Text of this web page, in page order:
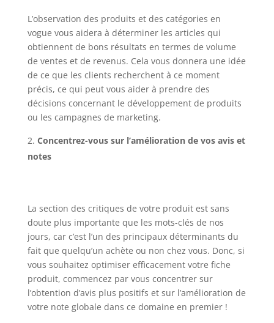
L’observation des produits et des catégories en
vogue vous aidera à déterminer les articles qui
obtiennent de bons résultats en termes de volume
de ventes et de revenus. Cela vous donnera une idée
de ce que les clients recherchent à ce moment
précis, ce qui peut vous aider à prendre des
décisions concernant le développement de produits
ou les campagnes de marketing.
Concentrez-vous sur l’amélioration de vos avis et
notes
La section des critiques de votre produit est sans
doute plus importante que les mots-clés de nos
jours, car c’est l’un des principaux déterminants du
fait que quelqu’un achète ou non chez vous. Donc, si
vous souhaitez optimiser efficacement votre fiche
produit, commencez par vous concentrer sur
l’obtention d’avis plus positifs et sur l’amélioration de
votre note globale dans ce domaine en premier !